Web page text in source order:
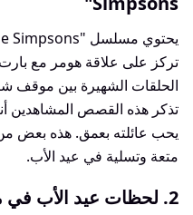
تركز على علاقة هومر مع بارت
الحلقات الشهيرة بين موقف
تذكر هذه القصص المشاهدين
يحب عائلته بعمق. هذه بعض
متعة وتسلية في عيد الأب.
2. لحظات عيد الأب في مسلسل "Bluey"